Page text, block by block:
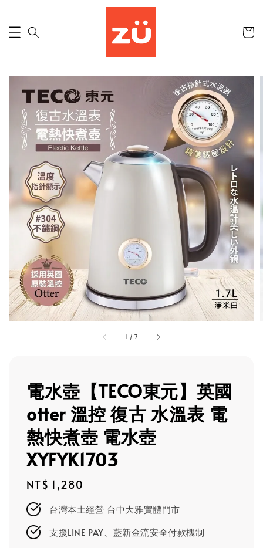
1 /7
電水壺【TECO東元】英國
otter 溫控 復古 水溫表 電
熱快煮壺 電水壺
XYFYK1703
Regular
price
NT$ 1,280
台灣本土經營 台中大雅實體門市
支援LINE PAY、藍新金流安全付款機制